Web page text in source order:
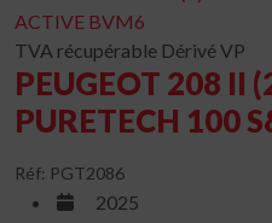
TVA récupérable Dérivé VP
PEUGEOT 208 II
PURETECH 100
Réf: PGT2086
2025